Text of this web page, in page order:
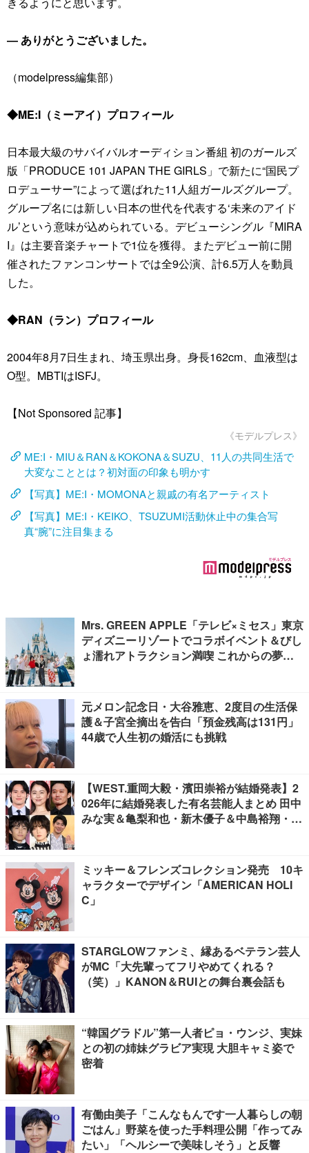
― ありがとうございました。
（modelpress編集部）
◆ME:I（ミーアイ）プロフィール
⽇本最⼤級のサバイバルオーディション番組 初のガールズ
版「PRODUCE 101 JAPAN THE GIRLS」で新たに“国⺠プ
ロデューサー”によって選ばれた11⼈組ガールズグループ。
グループ名には新しい⽇本の世代を代表する‘未来のアイド
ル’という意味が込められている。デビューシングル『MIRA
I』は主要⾳楽チャートで1位を獲得。またデビュー前に開
催されたファンコンサートでは全9公演、計6.5万⼈を動員
した。
◆RAN（ラン）プロフィール
2004年8月7日生まれ、埼玉県出身。身長162cm、血液型は
O型。MBTIはISFJ。
【Not Sponsored 記事】
《モデルプレス》
ME:I・MIU＆RAN＆KOKONA＆SUZU、11人の共同生活で
大変なこととは？初対面の印象も明かす
【写真】ME:I・MOMONAと親戚の有名アーティスト
【写真】ME:I・KEIKO、TSUZUMI活動休止中の集合写
真“腕”に注目集まる
Mrs. GREEN APPLE「テレビ×ミセス」東京
ディズニーリゾートでコラボイベント＆びし
ょ濡れアトラクション満喫 これからの夢語
元メロン記念日・大谷雅恵、2度目の生活保
護＆子宮全摘出を告白「預金残高は131円」
44歳で人生初の婚活にも挑戦
【WEST.重岡大毅・濱田崇裕が結婚発表】2
026年に結婚発表した有名芸能人まとめ 田中
みな実＆亀梨和也・新木優子＆中島裕翔・川
ミッキー＆フレンズコレクション発売 10キ
ャラクターでデザイン「AMERICAN HOLI
C」
STARGLOWファンミ、縁あるベテラン芸人
がMC「大先輩ってフリやめてくれる？
（笑）」KANON＆RUIとの舞台裏会話も
“韓国グラドル”第一人者ピョ・ウンジ、実妹
との初の姉妹グラビア実現 大胆キャミ姿で
密着
有働由美子「こんなもんです一人暮らしの朝
ごはん」野菜を使った手料理公開「作ってみ
たい」「ヘルシーで美味しそう」と反響